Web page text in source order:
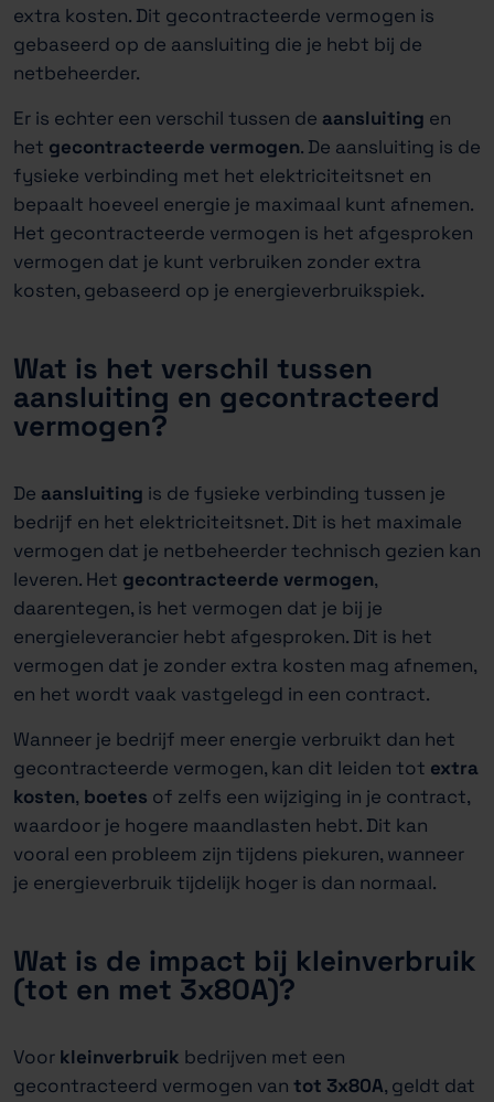
extra kosten. Dit gecontracteerde vermogen is
gebaseerd op de aansluiting die je hebt bij de
netbeheerder.
Er is echter een verschil tussen de aansluiting en
het gecontracteerde vermogen. De aansluiting is de
fysieke verbinding met het elektriciteitsnet en
bepaalt hoeveel energie je maximaal kunt afnemen.
Het gecontracteerde vermogen is het afgesproken
vermogen dat je kunt verbruiken zonder extra
kosten, gebaseerd op je energieverbruikspiek.
Wat is het verschil tussen
aansluiting en gecontracteerd
vermogen?
De aansluiting is de fysieke verbinding tussen je
bedrijf en het elektriciteitsnet. Dit is het maximale
vermogen dat je netbeheerder technisch gezien kan
leveren. Het gecontracteerde vermogen,
daarentegen, is het vermogen dat je bij je
energieleverancier hebt afgesproken. Dit is het
vermogen dat je zonder extra kosten mag afnemen,
en het wordt vaak vastgelegd in een contract.
Wanneer je bedrijf meer energie verbruikt dan het
gecontracteerde vermogen, kan dit leiden tot extra
kosten, boetes of zelfs een wijziging in je contract,
waardoor je hogere maandlasten hebt. Dit kan
vooral een probleem zijn tijdens piekuren, wanneer
je energieverbruik tijdelijk hoger is dan normaal.
Wat is de impact bij kleinverbruik
(tot en met 3x80A)?
Voor kleinverbruik bedrijven met een
gecontracteerd vermogen van tot 3x80A, geldt dat